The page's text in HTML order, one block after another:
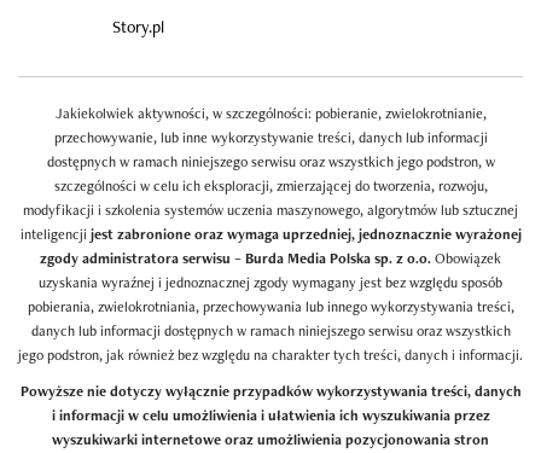
Story.pl
Jakiekolwiek aktywności, w szczególności: pobieranie, zwielokrotnianie,
przechowywanie, lub inne wykorzystywanie treści, danych lub informacji
dostępnych w ramach niniejszego serwisu oraz wszystkich jego podstron, w
szczególności w celu ich eksploracji, zmierzającej do tworzenia, rozwoju,
modyfikacji i szkolenia systemów uczenia maszynowego, algorytmów lub sztucznej
inteligencji jest zabronione oraz wymaga uprzedniej, jednoznacznie wyrażonej
zgody administratora serwisu – Burda Media Polska sp. z o.o.Obowiązek
uzyskania wyraźnej i jednoznacznej zgody wymagany jest bez względu sposób
pobierania, zwielokrotniania, przechowywania lub innego wykorzystywania treści,
danych lub informacji dostępnych w ramach niniejszego serwisu oraz wszystkich
jego podstron, jak również bez względu na charakter tych treści, danych i informacji.
Powyższe nie dotyczy wyłącznie przypadków wykorzystywania treści, danych
i informacji w celu umożliwienia i ułatwienia ich wyszukiwania przez
wyszukiwarki internetowe oraz umożliwienia pozycjonowania stron